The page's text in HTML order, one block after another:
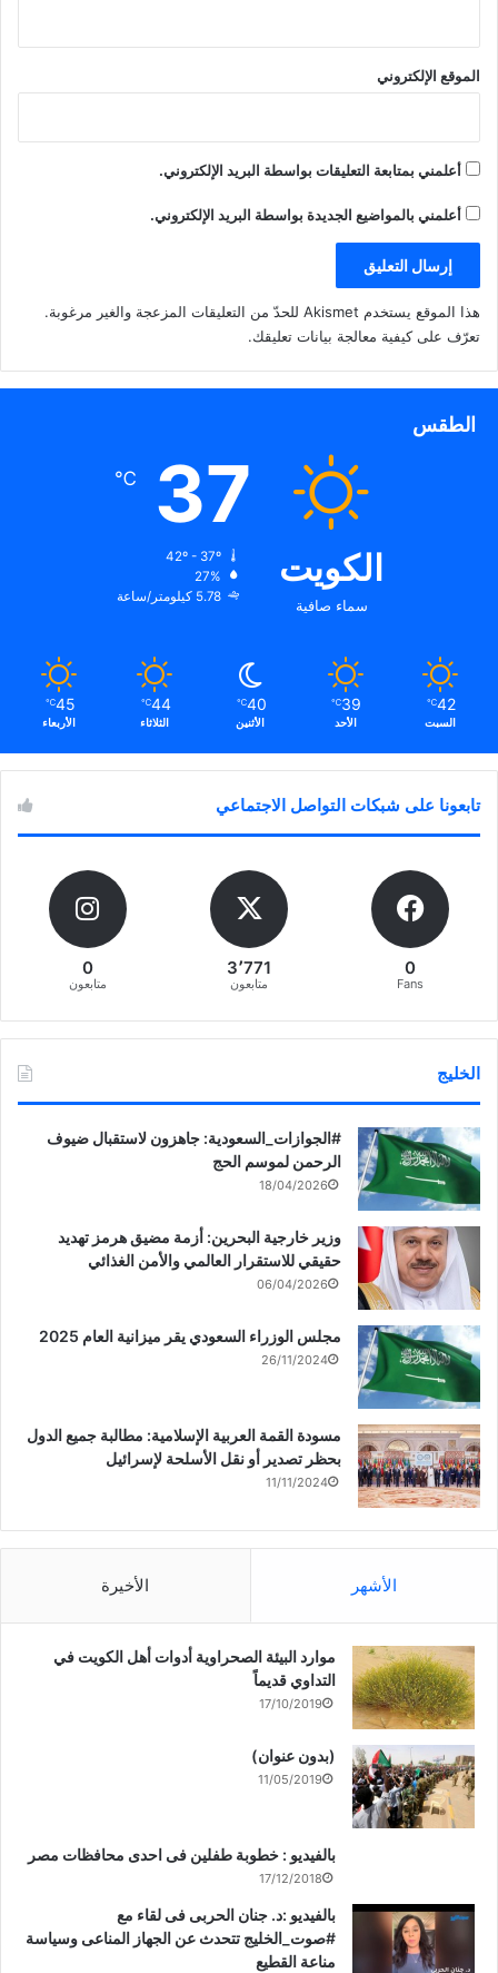
الموقع الإلكتروني
أعلمني بمتابعة التعليقات بواسطة البريد الإلكتروني.
أعلمني بالمواضيع الجديدة بواسطة البريد الإلكتروني.
هذا الموقع يستخدم Akismet للحدّ من التعليقات المزعجة والغير مرغوبة.
تعرّف على كيفية معالجة بيانات تعليقك.
الطقس
الكويت
سماء صافية
37
℃
27%
5.78 كيلومتر/ساعة
42
℃
السبت
39
℃
الأحد
40
℃
الأثنين
44
℃
الثلاثاء
45
℃
الأربعاء
تابعونا على شبكات التواصل الاجتماعي
0
Fans
3٬771
متابعون
0
متابعون
الخليج
‏‎#الجوازات_السعودية: جاهزون لاستقبال ضيوف
الرحمن لموسم الحج
18/04/2026
وزير خارجية البحرين: أزمة مضيق هرمز تهديد
حقيقي للاستقرار العالمي والأمن الغذائي
06/04/2026
مجلس الوزراء السعودي يقر ميزانية العام 2025
26/11/2024
مسودة القمة العربية الإسلامية: مطالبة جميع الدول
بحظر تصدير أو نقل الأسلحة لإسرائيل
11/11/2024
الأشهر الأخيرة
موارد البيئة الصحراوية أدوات أهل الكويت في
التداوي قديماً
17/10/2019
(بدون عنوان)
11/05/2019
بالفيديو : خطوبة طفلين فى احدى محافظات مصر
17/12/2018
بالفيديو :د. جنان الحربى فى لقاء مع
#صوت_الخليج تتحدث عن الجهاز المناعى وسياسة
مناعة القطيع